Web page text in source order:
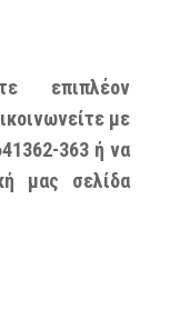
επιπλέον
με
363 ή να
μας σελίδα